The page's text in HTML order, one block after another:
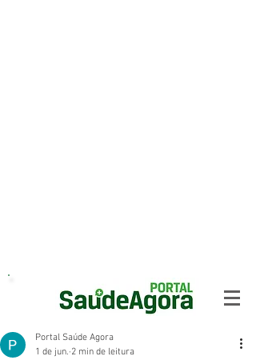
Portal Saúde Agora
1 de jun. 2 min de leitura